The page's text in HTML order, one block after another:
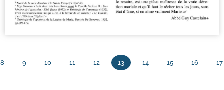
8 9 10 11 12 13 14 15 16 17